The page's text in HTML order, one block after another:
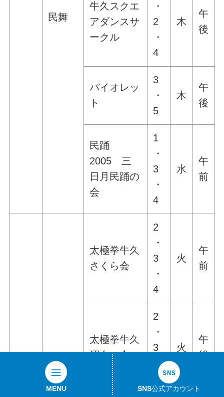
MENU SNS公式アカウント
民舞
牛久スクエ
アダンスサ
ークル
・
2
・
4
木
午
後
バイオレッ
ト
3
・
5
木
午
後
民踊
2005 三
日月民踊の
会
1
・
3
・
4
水
午
前
太極
太極拳牛久
さくら会
2
・
3
・
4
火
午
前
太極拳牛久
沼友の会
2
・
3
・
4
火
午
後